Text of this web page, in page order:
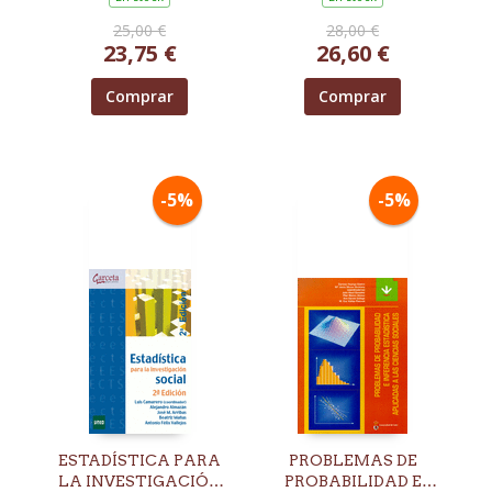
25,00 €
23,75 €
Comprar
28,00 €
26,60 €
Comprar
-5%
ESTADÍSTICA PARA
LA INVESTIGACIÓN
-5%
PROBLEMAS DE
PROBABILIDAD E